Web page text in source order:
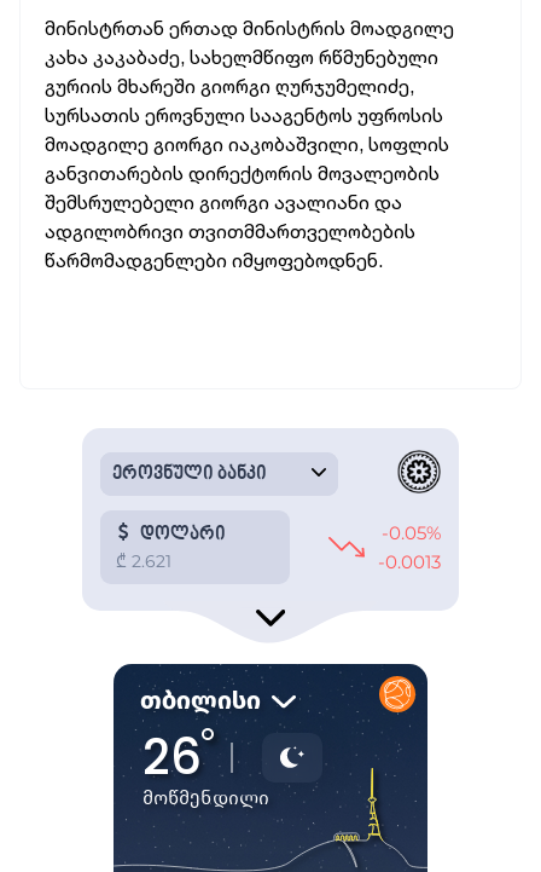
მინისტრთან ერთად მინისტრის მოადგილე
კახა კაკაბაძე, სახელმწიფო რწმუნებული
გურიის მხარეში გიორგი ღურჯუმელიძე,
სურსათის ეროვნული სააგენტოს უფროსის
მოადგილე გიორგი იაკობაშვილი, სოფლის
განვითარების დირექტორის მოვალეობის
შემსრულებელი გიორგი ავალიანი და
ადგილობრივი თვითმმართველობების
წარმომადგენლები იმყოფებოდნენ.